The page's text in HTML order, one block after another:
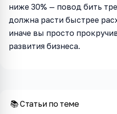
ниже 30% — повод бить
должна расти быстрее
иначе вы просто
развития бизнеса.
📚 Статьи по теме